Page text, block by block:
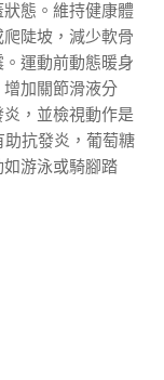
態。維持健康體
陡坡，減少軟骨
運動前動態暖身
加關節滑液分
，並檢視動作是
抗發炎，葡萄糖
游泳或騎腳踏